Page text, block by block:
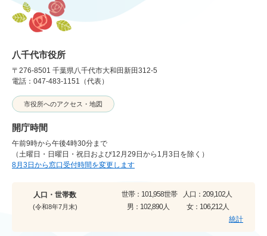
八千代市役所
〒276-8501 千葉県八千代市大和田新田312-5
電話：047-483-1151（代表）
市役所へのアクセス・地図
開庁時間
午前9時から午後4時30分まで
（土曜日・日曜日・祝日および12月29日から1月3日を除く）
8月3日から窓口受付時間を変更します
人口・世帯数
(令和8年7月末)
世帯： 101,958世帯 人口： 209,102人
男： 102,890人 女： 106,212人
統計